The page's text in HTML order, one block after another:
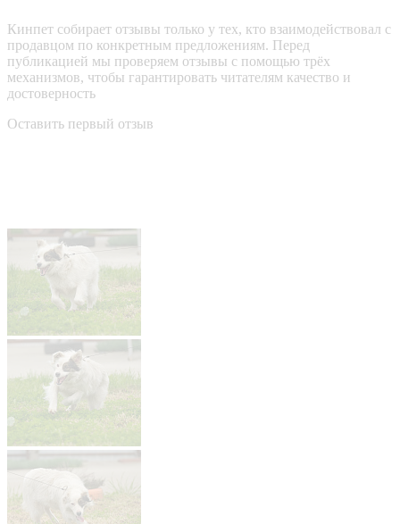
Кинпет собирает отзывы только у тех, кто взаимодействовал с
продавцом по конкретным предложениям. Перед
публикацией мы проверяем отзывы с помощью трёх
механизмов, чтобы гарантировать читателям качество и
достоверность
Оставить первый отзыв